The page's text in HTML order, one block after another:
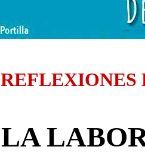
REFLEXIONES
LA